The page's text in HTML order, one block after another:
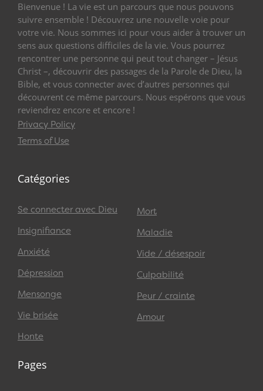
Bienvenue ! La vie est un parcours que nous pouvons
suivre ensemble ! Découvrez une nouvelle voie pour
votre vie. Nous sommes ici pour vous aider à trouver un
sens aux questions difficiles de la vie. Vous pourrez
rencontrer une personne qui peut tout changer – Jésus
Christ –, découvrir des passages de la Parole de Dieu, la
Bible, et vous connecter avec d’autres personnes qui
découvrent ce même parcours. Nous espérons que vous
reviendrez encore et encore !
Privacy Policy
Terms of Use
Catégories
Se connecter avec Dieu
Insignifiance
Anxiété
Dépression
Mensonge
Vie brisée
Honte
Mort
Maladie
Vide / désespoir
Culpabilité
Peur / crainte
Amour
Pages